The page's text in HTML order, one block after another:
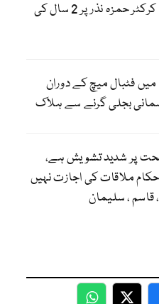
الزام ثابت؛ کرکٹر حمزہ نذر پر 2 سال کی
میں فٹبال میچ کے دوران
بجلی گرنے سے ہلاک
پر شدید تشویش ہے،
ملاقات کی اجازت نہیں
، سلیمان